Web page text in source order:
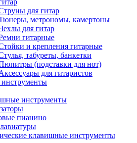
для гитар
метрономы, камертоны
для гитар
гитарные
и крепления гитарные
табуреты, банкетки
(подставки для нот)
для гитаристов
инструменты
пианино
клавишные инструменты